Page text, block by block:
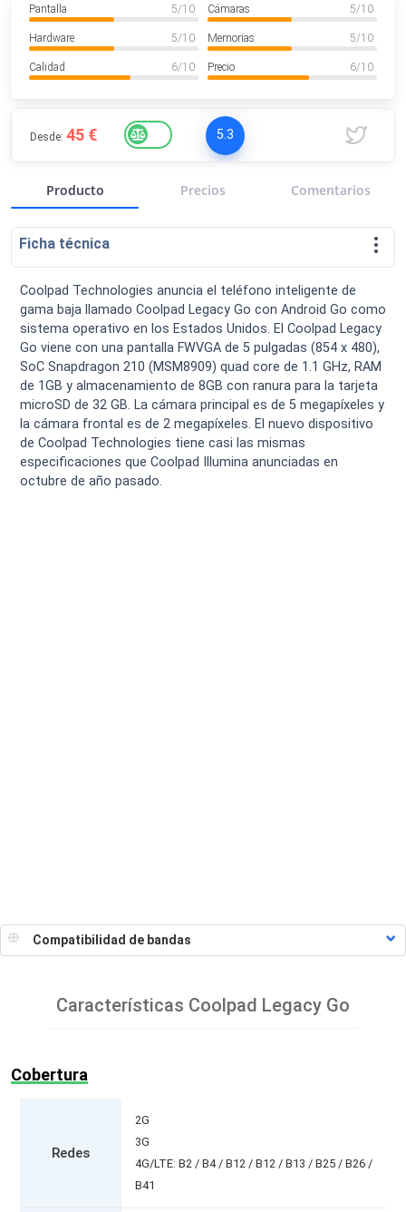
Luchinen
Uruguay
Hola me gustaría saber Si el celula...
VER MÁS
Pantalla 5/ 10 Cámaras 5/ 10
Hardware 5/ 10 Memorias 5/ 10
Calidad 6/ 10 Precio 6/ 10
Desde: 45 € 5.3
Producto Precios Comentarios
Ficha técnica
Coolpad Technologies anuncia el teléfono inteligente de
gama baja llamado Coolpad Legacy Go con Android Go como
sistema operativo en los Estados Unidos. El Coolpad Legacy
Go viene con una pantalla FWVGA de 5 pulgadas (854 x 480),
SoC Snapdragon 210 (MSM8909) quad core de 1.1 GHz, RAM
de 1GB y almacenamiento de 8GB con ranura para la tarjeta
microSD de 32 GB. La cámara principal es de 5 megapíxeles y
la cámara frontal es de 2 megapíxeles. El nuevo dispositivo
de Coolpad Technologies tiene casi las mismas
especificaciones que Coolpad Illumina anunciadas en
octubre de año pasado.
Características Coolpad Legacy Go
Cobertura
Redes
2G
3G
4G/LTE: B2 / B4 / B12 / B12 / B13 / B25 / B26 /
B41
Descargas Comparativas
Operadores Eventos Comparador